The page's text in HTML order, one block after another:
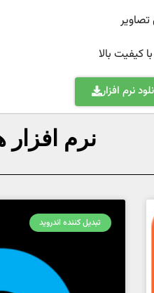
کیفیت بالا
نرم افزار
نرم
تبدیل کننده اندروید